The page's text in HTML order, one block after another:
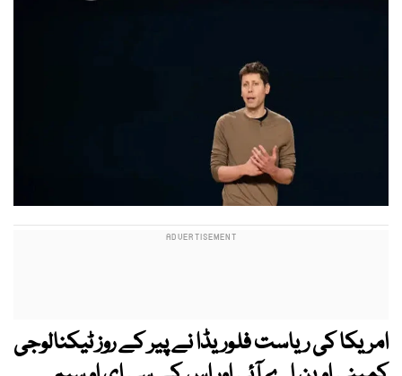
امریکا کی ریاست فلوریڈا نے پیر کے روز ٹیکنالوجی